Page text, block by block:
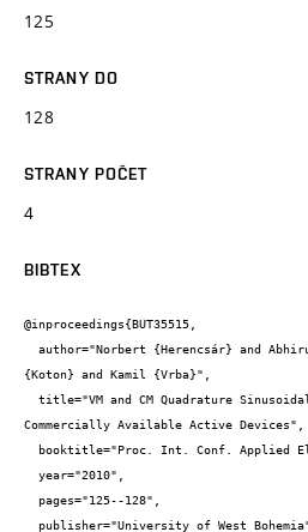
125
STRANY DO
128
STRANY POČET
4
BIBTEX
@inproceedings{BUT35515,
{Koton} and Kamil {Vrba}",
Commercially Available Active Devices",